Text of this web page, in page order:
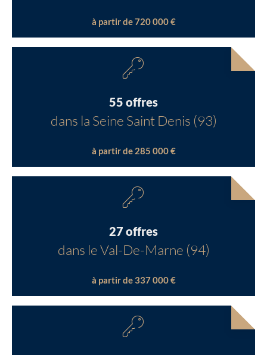
à partir de 720 000 €
55 offres
dans la Seine Saint Denis (93)
à partir de 285 000 €
27 offres
dans le Val-De-Marne (94)
à partir de 337 000 €